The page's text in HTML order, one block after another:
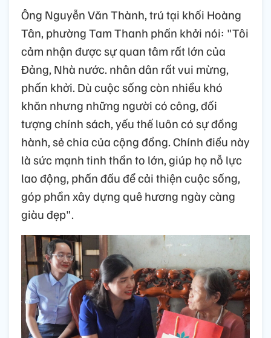
Ông Nguyễn Văn Thành, trú tại khối Hoàng
Tân, phường Tam Thanh phấn khởi nói: "Tôi
cảm nhận được sự quan tâm rất lớn của
Đảng, Nhà nước. nhân dân rất vui mừng,
phấn khởi. Dù cuộc sống còn nhiều khó
khăn nhưng những người có công, đối
tượng chính sách, yếu thế luôn có sự đồng
hành, sẻ chia của cộng đồng. Chính điều này
là sức mạnh tinh thần to lớn, giúp họ nỗ lực
lao động, phấn đấu để cải thiện cuộc sống,
góp phần xây dựng quê hương ngày càng
giàu đẹp".